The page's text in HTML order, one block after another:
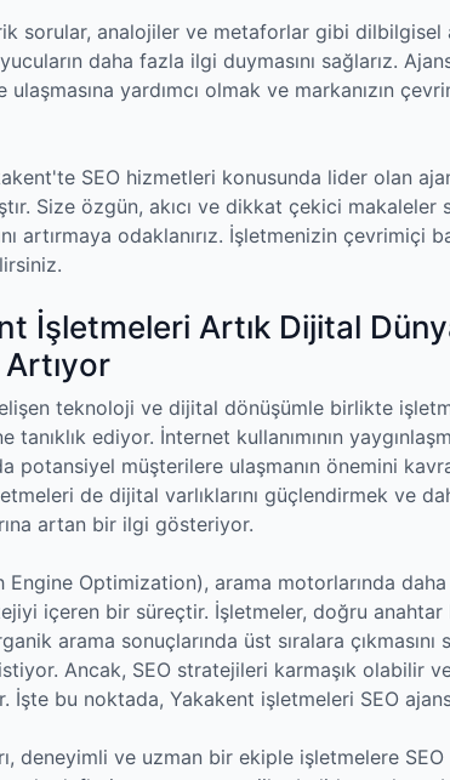
sorular, analojiler ve metaforlar gibi dilbilgisel
daha fazla ilgi duymasını sağlarız.
ulaşmasına yardımcı olmak ve markanızın
SEO hizmetleri konusunda lider olan
Size özgün, akıcı ve dikkat çekici
artırmaya odaklanırız. İşletmenizin çevrimiçi
İşletmeleri Artık Dijital
teknoloji ve dijital dönüşümle birlikte
tanıklık ediyor. İnternet kullanımının
potansiyel müşterilere ulaşmanın önemini
de dijital varlıklarını güçlendirmek ve
artan bir ilgi gösteriyor.
Engine Optimization), arama motorlarında
içeren bir süreçtir. İşletmeler, doğru
arama sonuçlarında üst sıralara
Ancak, SEO stratejileri karmaşık olabilir
İşte bu noktada, Yakakent işletmeleri SEO
deneyimli ve uzman bir ekiple işletmelere